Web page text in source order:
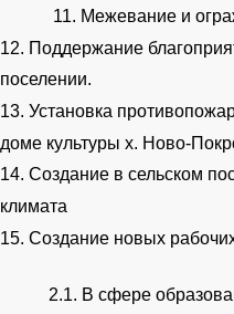
11. Межевание и
12. Поддержание
поселении.
13. Установка
доме культуры х. Ново-
14. Создание в сельском
климата
15. Создание новых
2.1. В сфере